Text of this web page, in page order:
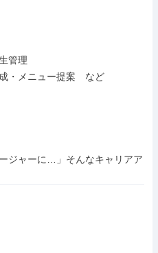
管理
・メニュー提案　など
ジャーに…」そんなキャリアア